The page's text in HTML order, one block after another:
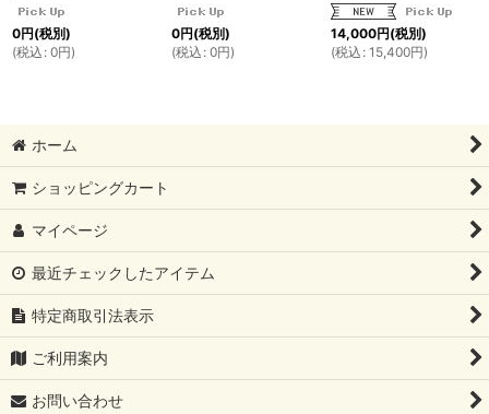
0円(税別)
(税込 : 0円)
0円(税別)
(税込 : 0円)
14,000円(税別)
(税込 : 15,400円)
ホーム
ショッピングカート
マイページ
最近チェックしたアイテム
特定商取引法表示
ご利用案内
お問い合わせ